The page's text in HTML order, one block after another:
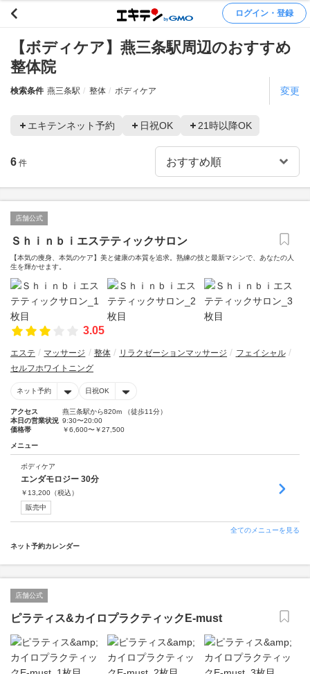
ログイン・登録
【ボディケア】燕三条駅周辺のおすすめ
整体院
検索条件 燕三条駅 整体 ボディケア 変更
エキテンネット予約 日祝OK 21時以降OK
6 件
店舗公式
Ｓｈｉｎｂｉエステティックサロン
【本気の痩身、本気のケア】美と健康の本質を追求。熟練の技と最新マシンで、あなたの人
生を輝かせます。
3.05
エステ マッサージ 整体 リラクゼーションマッサージ
フェイシャル
セルフホワイトニング
ネット予約 日祝OK
アクセス
燕三条駅から820m （徒歩11分）
本日の営業状況 9:30〜20:00
価格帯
￥6,600〜￥27,500
メニュー
ボディケア
エンダモロジー 30分
￥ 13,200 （税込）
販売中
全てのメニューを見る
ネット予約カレンダー
店舗公式
ピラティス&カイロプラクティックE-must